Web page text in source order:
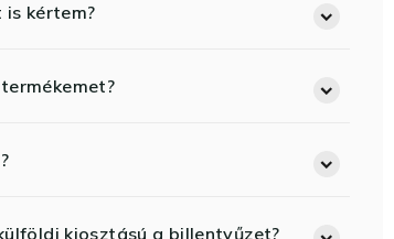
kértem?
kiosztású a billentyűzet?